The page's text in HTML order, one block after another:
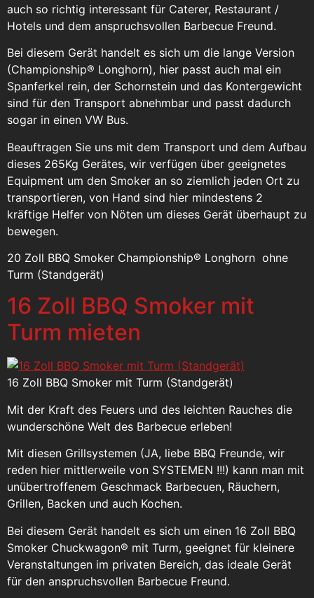
auch so richtig interessant für Caterer, Restaurant /
Hotels und dem anspruchsvollen Barbecue Freund.
Bei diesem Gerät handelt es sich um die lange Version
(Championship® Longhorn), hier passt auch mal ein
Spanferkel rein, der Schornstein und das Kontergewicht
sind für den Transport abnehmbar und passt dadurch
sogar in einen VW Bus.
Beauftragen Sie uns mit dem Transport und dem Aufbau
dieses 265Kg Gerätes, wir verfügen über geeignetes
Equipment um den Smoker an so ziemlich jeden Ort zu
transportieren, von Hand sind hier mindestens 2
kräftige Helfer von Nöten um dieses Gerät überhaupt zu
bewegen.
20 Zoll BBQ Smoker Championship® Longhorn ohne
Turm (Standgerät)
16 Zoll BBQ Smoker mit
Turm mieten
16 Zoll BBQ Smoker mit Turm (Standgerät)
Mit der Kraft des Feuers und des leichten Rauches die
wunderschöne Welt des Barbecue erleben!
Mit diesen Grillsystemen (JA, liebe BBQ Freunde, wir
reden hier mittlerweile von SYSTEMEN !!!) kann man mit
unübertroffenem Geschmack Barbecuen, Räuchern,
Grillen, Backen und auch Kochen.
Bei diesem Gerät handelt es sich um einen 16 Zoll BBQ
Smoker Chuckwagon® mit Turm, geeignet für kleinere
Veranstaltungen im privaten Bereich, das ideale Gerät
für den anspruchsvollen Barbecue Freund.